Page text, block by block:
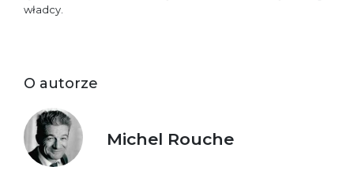
władcy.
O autorze
Michel Rouche